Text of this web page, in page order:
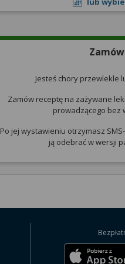
Jesteś chory przewlekle
Zamów receptę na zażywane
prowadzącego bez
Po jej wystawieniu otrzymasz
ją odebrać w wersji